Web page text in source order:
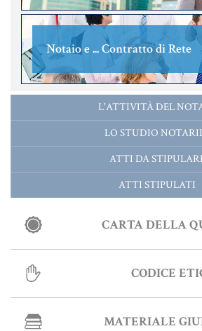
USUFRUTTO
Fiscalità Speciale
CERTIFICAZIONE ENERGETICA
DETRAZIONI 36-41-50 %
TASSAZIONE ATTI IMMOBILIARI
Informative Generali
Notaio e ... Contratto di Rete
L'ATTIVITÀ DEL
LO STUDIO
ATTI DA
ATTI STIPULATI
CARTA DELLA
CODICE
MATERIALE